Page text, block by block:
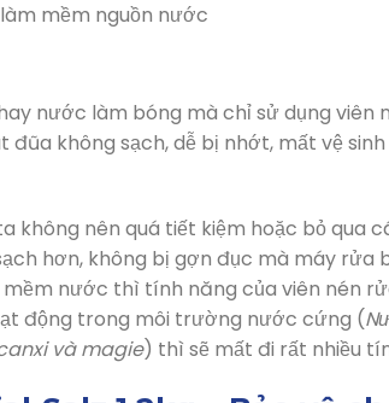
mềm nguồn nước
nước làm bóng mà chỉ sử dụng viên
không sạch, dễ bị nhớt, mất vệ
nên quá tiết kiệm hoặc bỏ qua
hơn, không bị gợn đục mà máy rửa
nước thì tính năng của viên nén
động trong môi trường nước cứng (
và magie) thì sẽ mất đi rất nhiều